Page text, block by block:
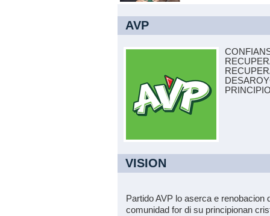
AVP
VISION
Partido AVP lo aserca e
comunidad for di su principionan